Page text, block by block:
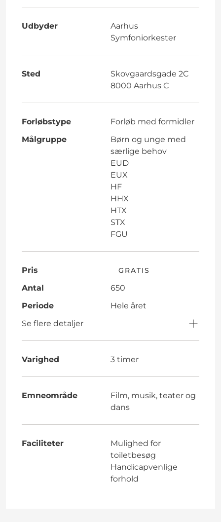
Udbyder
Aarhus
Symfoniorkester
Sted
Skovgaardsgade 2C
8000 Aarhus C
Forløbstype
Forløb med formidler
Målgruppe
Børn og unge med
særlige behov
EUD
EUX
HF
HHX
HTX
STX
FGU
Pris GRATIS
Antal
650
Periode
Hele året
Se flere detaljer
Varighed 3 timer
Emneområde
Film, musik, teater og
dans
Faciliteter
Mulighed for
toiletbesøg
Handicapvenlige
forhold